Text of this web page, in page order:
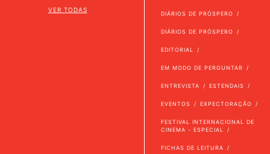
VER TODAS
DIÁRIOS DE PRÓSPERO
DIÁRIOS DE PRÓSPERO
EDITORIAL
EM MODO DE PERGUNTAR
ENTREVISTA ESTENDAIS
EVENTOS EXPECTORAÇÃO
FESTIVAL INTERNACIONAL DE
CINEMA - ESPECIAL
FICHAS DE LEITURA